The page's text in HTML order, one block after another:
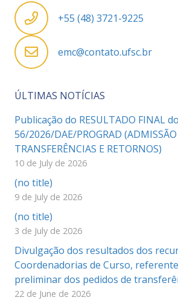
+55 (48) 3721-9225
emc@contato.ufsc.br
ÚLTIMAS NOTÍCIAS
Publicação do RESULTADO FINAL
56/2026/DAE/PROGRAD
TRANSFERÊNCIAS E RETORNOS)
10 de July de 2026
(no title)
9 de July de 2026
(no title)
3 de July de 2026
Divulgação dos resultados dos
Coordenadorias de Curso,
preliminar dos pedidos de
22 de June de 2026